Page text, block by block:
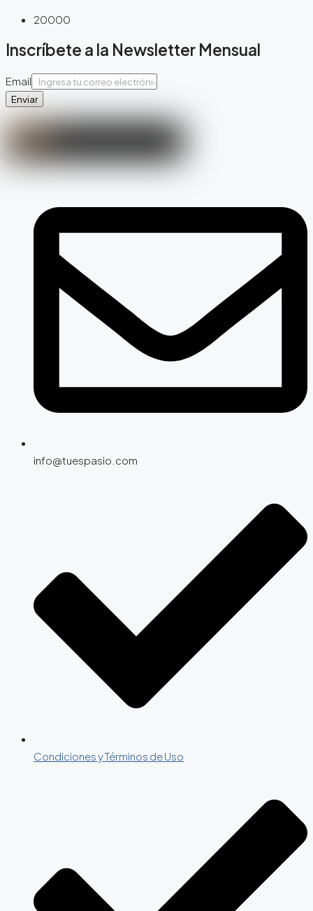
20000
Inscríbete a la Newsletter Mensual
Email
Enviar
info@tuespasio.com
Condiciones y Términos de Uso